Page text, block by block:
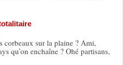
corbeaux sur la plaine ? Ami,
qu’on enchaîne ? Ohé partisans,